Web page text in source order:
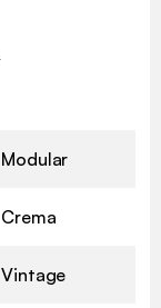
Modular
Crema
Vintage